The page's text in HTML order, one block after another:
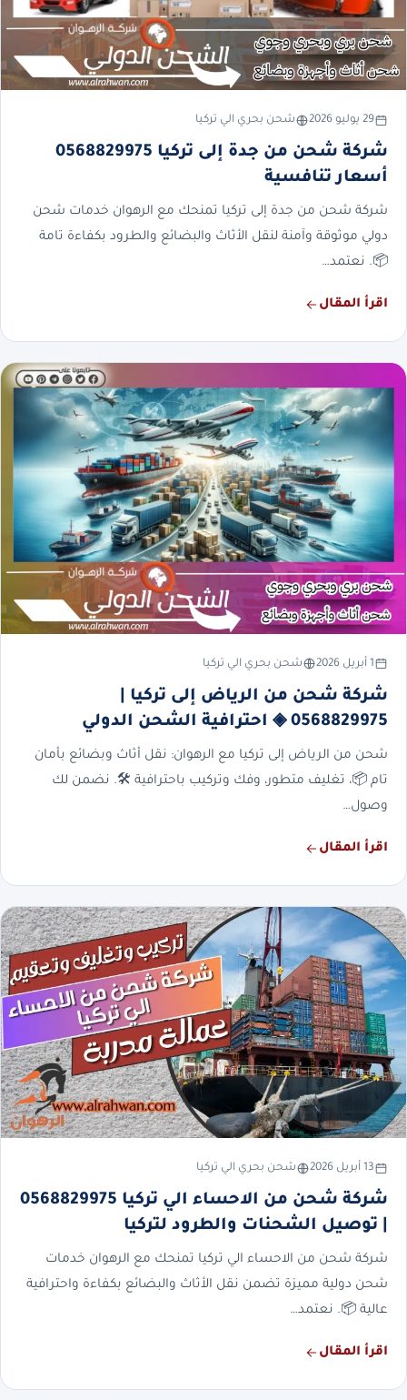
29 يوليو 2026 شحن بحري الي تركيا
شركة شحن من جدة إلى تركيا 0568829975
أسعار تنافسية
شركة شحن من جدة إلى تركيا تمنحك مع الرهوان خدمات شحن
دولي موثوقة وآمنة لنقل الأثاث والبضائع والطرود بكفاءة تامة
📦. نعتمد…
اقرأ المقال
1 أبريل 2026 شحن بحري الي تركيا
شركة شحن من الرياض إلى تركيا |
0568829975 ◈ احترافية الشحن الدولي
شحن من الرياض إلى تركيا مع الرهوان: نقل أثاث وبضائع بأمان
تام 📦، تغليف متطور، وفك وتركيب باحترافية 🛠️. نضمن لك
وصول…
اقرأ المقال
13 أبريل 2026 شحن بحري الي تركيا
شركة شحن من الاحساء الي تركيا 0568829975
| توصيل الشحنات والطرود لتركيا
شركة شحن من الاحساء الي تركيا تمنحك مع الرهوان خدمات
شحن دولية مميزة تضمن نقل الأثاث والبضائع بكفاءة واحترافية
عالية 📦. نعتمد…
اقرأ المقال